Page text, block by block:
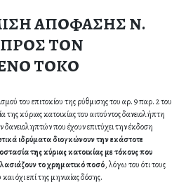
ΑΠΟΦΑΣΗΣ Ν.
ΠΡΟΣ ΤΟΝ
ΤΟΚΟ
του επιτοκίου της ρύθμισης του αρ. 9 παρ. 2 του
κύριας κατοικίας του αιτούντος δανειολήπτη
δανειοληπτών που έχουν επιτύχει την έκδοση
ιδρύματα διογκώνουν την εκάστοτε
της κύριας κατοικίας με τόκους που
το χρηματικό ποσό, λόγω του ότι τους
όχι επί της μηνιαίας δόσης.